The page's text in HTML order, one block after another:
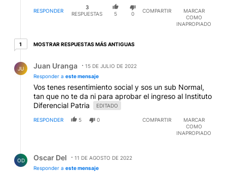
RESPONDER
3
RESPUESTAS
5 0
COMPARTIR
MARCAR
COMO
INAPROPIADO
11 respuesta más antiguas
MOSTRAR RESPUESTAS MÁS ANTIGUAS
JU Juan Uranga
15 DE JULIO DE 2022
Responder a este mensaje
Vos tenes resentimiento social y sos un sub Normal,
tan que no te da ni para aprobar el ingreso al Instituto
Diferencial Patria
EDITADO
RESPONDER 5 0 COMPARTIR
MARCAR
COMO
INAPROPIADO
OD Oscar Del
11 DE AGOSTO DE 2022
Responder a este mensaje